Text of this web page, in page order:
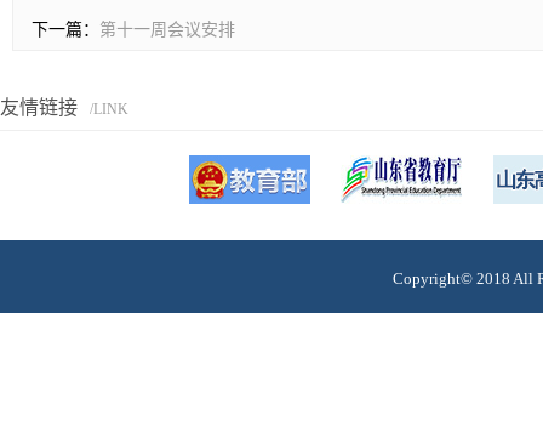
下一篇： 第十一周会议安排
友情链接 /LINK
Copyright© 2018 All